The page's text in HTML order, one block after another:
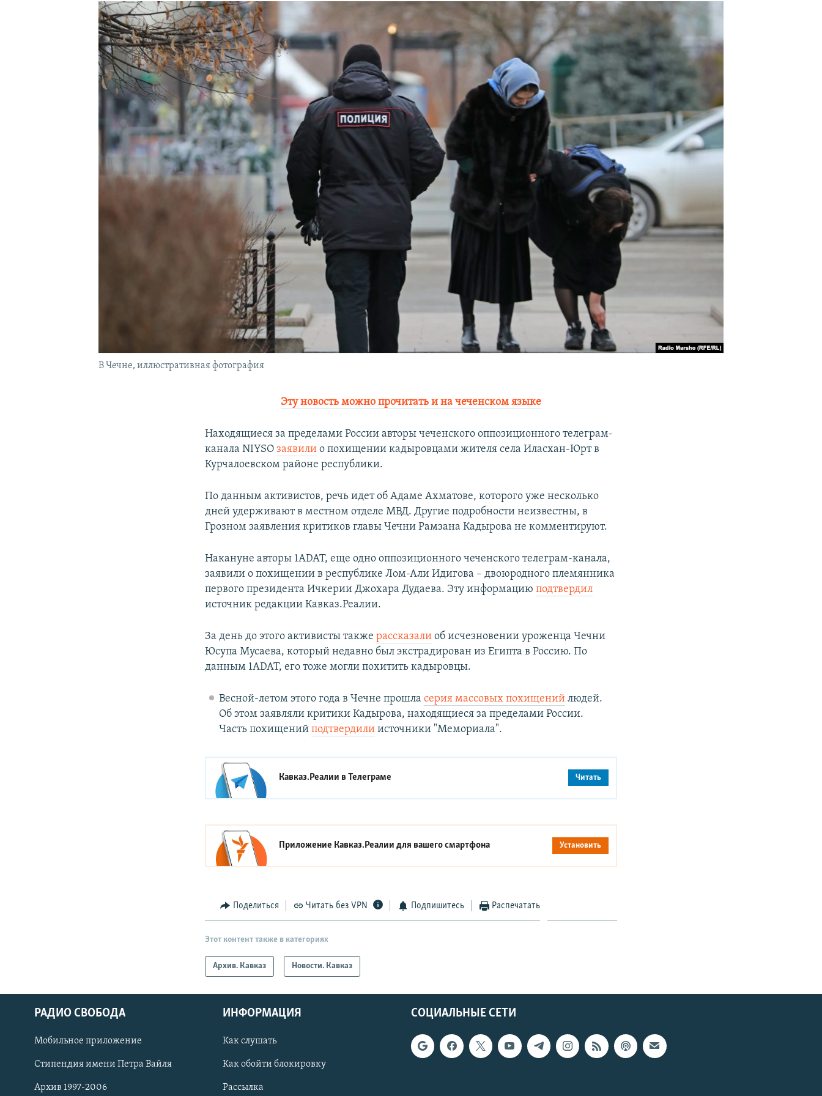
ПОДПИШИТЕСЬ НА РАССЫЛКУ
СОЦИАЛЬНЫЕ СЕТИ
В Чечне, иллюстративная фотография
Эту новость можно прочитать и на чеченском языке
Находящиеся за пределами России авторы чеченского оппозиционного телеграм-
канала NIYSOзаявили о похищении кадыровцами жителя села Иласхан-Юрт в
Курчалоевском районе республики.
По данным активистов, речь идет об Адаме Ахматове, которого уже несколько
дней удерживают в местном отделе МВД. Другие подробности неизвестны, в
Грозном заявления критиков главы Чечни Рамзана Кадырова не комментируют.
Накануне авторы 1ADAT, еще одно оппозиционного чеченского телеграм-канала,
заявили о похищении в республике Лом-Али Идигова – двоюродного племянника
первого президента Ичкерии Джохара Дудаева. Эту информациюподтвердил
источник редакции Кавказ.Реалии.
За день до этого активисты такжерассказали об исчезновении уроженца Чечни
Юсупа Мусаева, который недавно был экстрадирован из Египта в Россию. По
данным 1ADAT, его тоже могли похитить кадыровцы.
Весной-летом этого года в Чечне прошла серия массовых похищенийлюдей.
Об этом заявляли критики Кадырова, находящиеся за пределами России.
Часть похищений подтвердилиисточники "Мемориала".
Кавказ.Реалии вТелеграме Читать
Приложение Кавказ.Реалии для вашего смартфона Установить
Поделиться Читать без VPN Подпишитесь Распечатать
Этот контент также в категориях
Архив. Кавказ Новости. Кавказ
СОЦИАЛЬНЫЕ СЕТИ
РАДИО СВОБОДА
Мобильное приложение
Стипендия имени Петра Вайля
Архив 1997-2006
ИНФОРМАЦИЯ
Как слушать
Как обойти блокировку
Рассылка